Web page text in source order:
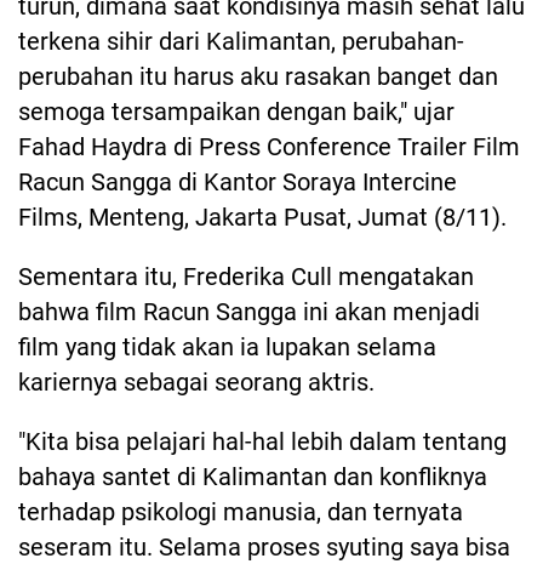
turun, dimana saat kondisinya masih sehat lalu
terkena sihir dari Kalimantan, perubahan-
perubahan itu harus aku rasakan banget dan
semoga tersampaikan dengan baik," ujar
Fahad Haydra di Press Conference Trailer Film
Racun Sangga di Kantor Soraya Intercine
Films, Menteng, Jakarta Pusat, Jumat (8/11).
Sementara itu, Frederika Cull mengatakan
bahwa film Racun Sangga ini akan menjadi
film yang tidak akan ia lupakan selama
kariernya sebagai seorang aktris.
"Kita bisa pelajari hal-hal lebih dalam tentang
bahaya santet di Kalimantan dan konfliknya
terhadap psikologi manusia, dan ternyata
seseram itu. Selama proses syuting saya bisa